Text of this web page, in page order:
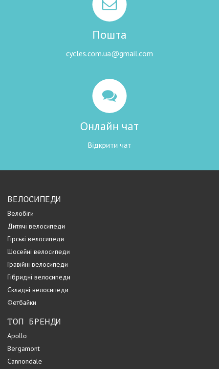
Пошта
cycles.com.ua@gmail.com
Онлайн чат
Відкрити чат
ВЕЛОСИПЕДИ
Велобіги
Дитячі велосипеди
Гірські велосипеди
Шосейні велосипеди
Гравійні велосипеди
Гібридні велосипеди
Складні велосипеди
Фетбайки
ТОП БРЕНДИ
Apollo
Bergamont
Cannondale